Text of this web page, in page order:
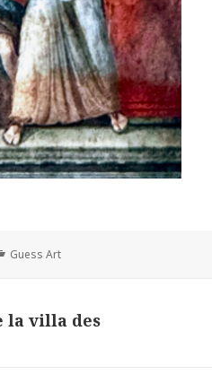
Categories
Guess Art
la villa des